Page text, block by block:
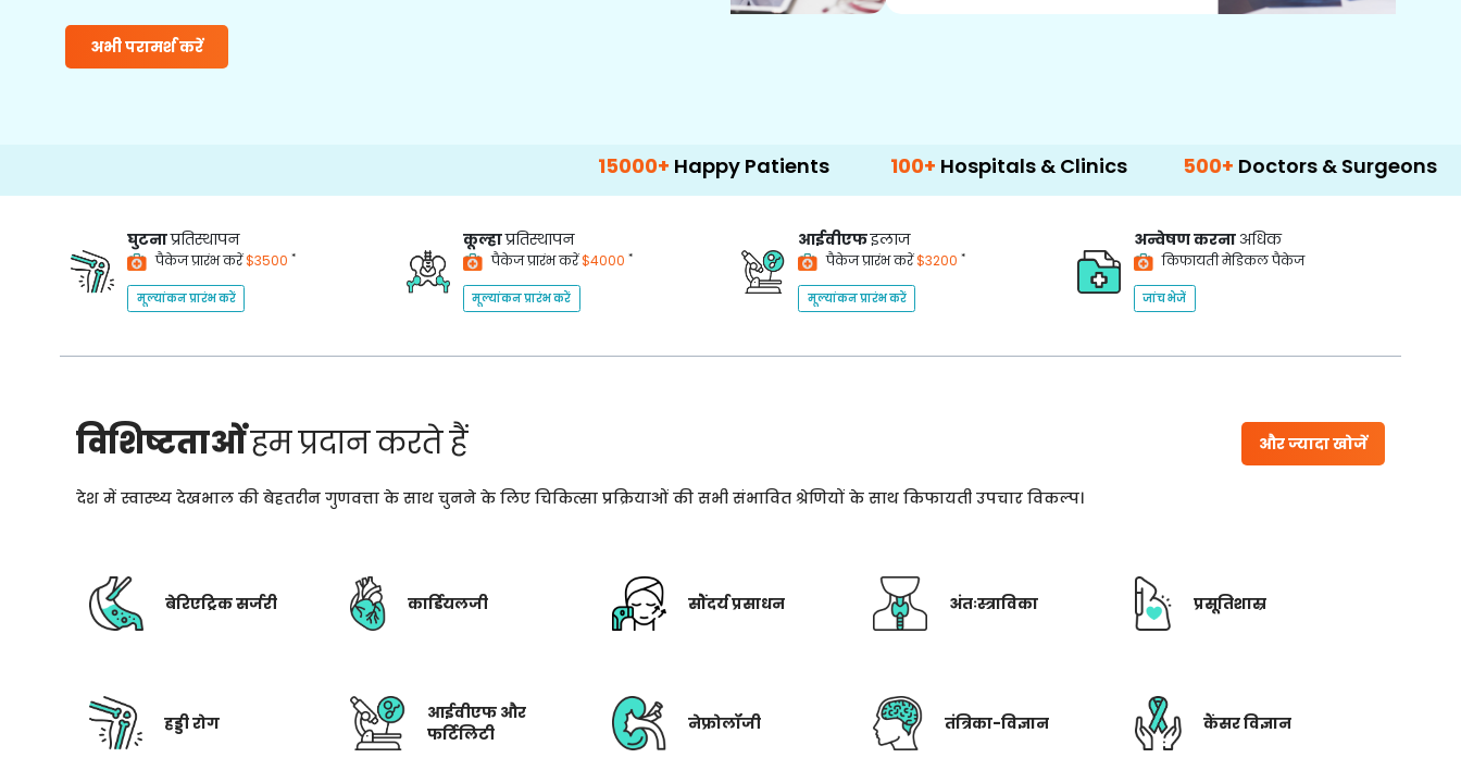
अभी परामर्श करें
Happy Patients 100+Hospitals & Clinics 500+Doctors & Surgeons 14+
घुटनाप्रतिस्थापन
पैकेज प्रारंभ करें$3500 *
मूल्यांकन प्रारंभ करें
कूल्हाप्रतिस्थापन
पैकेज प्रारंभ करें$4000 *
मूल्यांकन प्रारंभ करें
आईवीएफइलाज
पैकेज प्रारंभ करें$3200 *
मूल्यांकन प्रारंभ करें
अन्वेषण करना अधिक
किफायती मेडिकल पैकेज
जांच भेजें
विशिष्टताओंहम प्रदान करते हैं और ज्यादा खोजें
देश में स्वास्थ्य देखभाल की बेहतरीन गुणवत्ता के साथ चुनने के लिए चिकित्सा प्रक्रियाओं की सभी संभावित श्रेणियों के साथ किफायती उपचार विकल्प।
बेरिएट्रिक सर्जरी कार्डियलजी सौंदर्य प्रसाधन अंतःस्त्राविका प्रसूतिशास्र
हड्डी रोग
आईवीएफ और
फर्टिलिटी
नेफ्रोलॉजी तंत्रिका-विज्ञान कैंसर विज्ञान